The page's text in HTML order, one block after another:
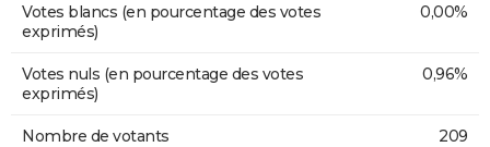
Votes blancs (en pourcentage des votes
exprimés)
0,00%
Votes nuls (en pourcentage des votes
exprimés)
0,96%
Nombre de votants 209